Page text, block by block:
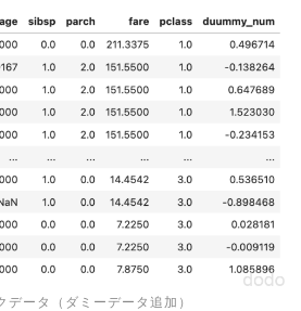
データ（ダミーデータ追加）